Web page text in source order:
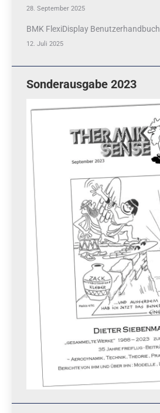
28. September 2025
BMK FlexiDisplay Benutzerhandbuch
12. Juli 2025
Sonderausgabe 2023